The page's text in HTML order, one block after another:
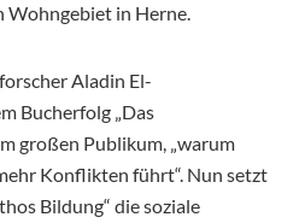
Wohngebiet in Herne.
Aladin El-
Bucherfolg „Das
großen Publikum, „warum
Konflikten führt“. Nun setzt
Bildung“ die soziale